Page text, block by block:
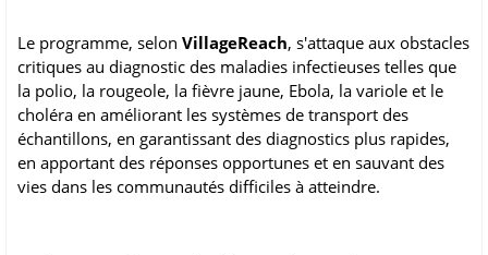
Le programme, selon VillageReach, s'attaque aux obstacles
critiques au diagnostic des maladies infectieuses telles que
la polio, la rougeole, la fièvre jaune, Ebola, la variole et le
choléra en améliorant les systèmes de transport des
échantillons, en garantissant des diagnostics plus rapides,
en apportant des réponses opportunes et en sauvant des
vies dans les communautés difficiles à atteindre.